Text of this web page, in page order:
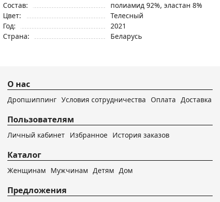
Состав:
полиамид 92%, эластан 8%
Цвет:
Телесный
Год:
2021
Страна:
Беларусь
О нас
Дропшиппинг Условия сотрудничества Оплата Доставка
Пользователям
Личный кабинет Избранное История заказов
Каталог
Женщинам Мужчинам Детям Дом
Предложения